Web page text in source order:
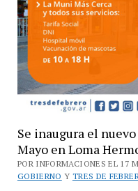
Se inaugura el
Mayo en Loma
POR INFORMACIONES EL 17
GOBIERNO Y TRES DE